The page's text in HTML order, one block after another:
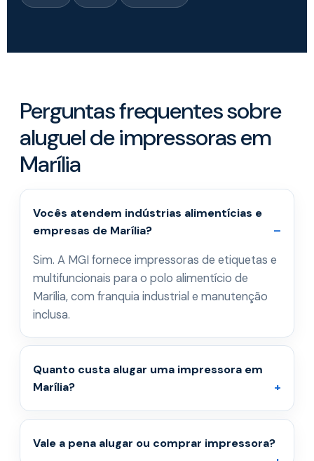
Perguntas frequentes sobre
aluguel de impressoras em
Marília
Vocês atendem indústrias alimentícias e
empresas de Marília?
Sim. A MGI fornece impressoras de etiquetas e
multifuncionais para o polo alimentício de
Marília, com franquia industrial e manutenção
inclusa.
Quanto custa alugar uma impressora em
Marília?
Vale a pena alugar ou comprar impressora?